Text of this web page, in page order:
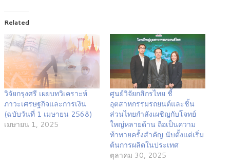
Related
วิจัยกรุงศรี เผยบทวิเคราะห์
ภาวะเศรษฐกิจและการเงิน
(ฉบับวันที่ 1 เมษายน 2568)
เมษายน 1, 2025
ศูนย์วิจัยกสิกรไทย ชี้
อุตสาหกรรมรถยนต์และชิ้น
ส่วนไทยกำลังเผชิญกับโจทย์
ใหญ่หลายด้าน ถือเป็นความ
ท้าทายครั้งสำคัญ นับตั้งแต่เริ่ม
ต้นการผลิตในประเทศ
ตุลาคม 30, 2025